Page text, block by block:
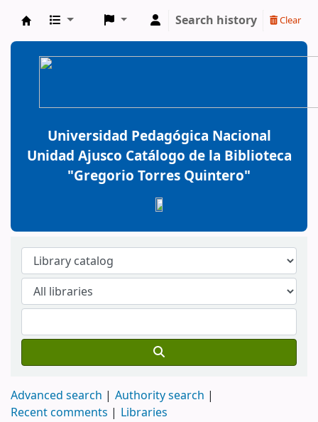
BiblioGTQ
Search history Clear
Universidad Pedagógica Nacional
Unidad Ajusco Catálogo de la Biblioteca
"Gregorio Torres Quintero"
Advanced search
Authority search
Recent comments
Libraries